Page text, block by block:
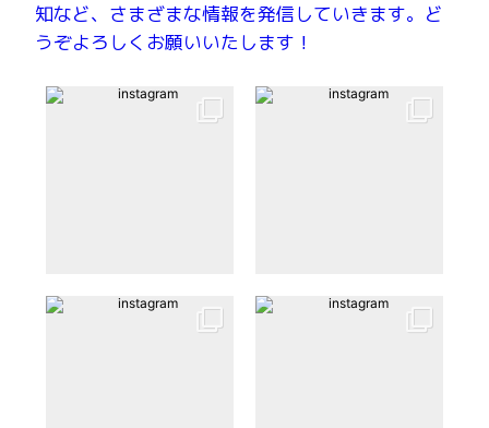
知など、さまざまな情報を発信していきます。ど
うぞよろしくお願いいたします！